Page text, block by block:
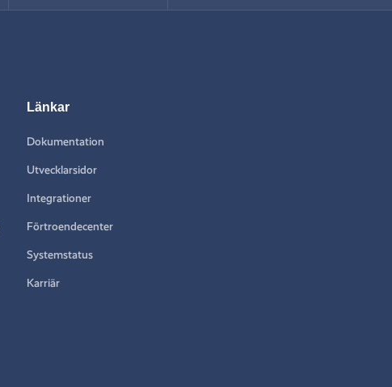
Länkar
Dokumentation
Utvecklarsidor
Integrationer
Förtroendecenter
Systemstatus
Karriär